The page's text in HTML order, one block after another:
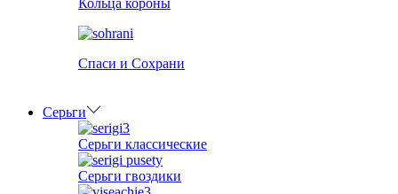
Кольца короны
Спаси и Сохрани
Серьги
Серьги классические
Серьги гвоздики